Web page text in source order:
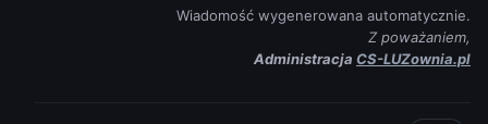
Wiadomość wygenerowana automatycznie.
Z poważaniem,
Administracja CS-LUZownia.pl